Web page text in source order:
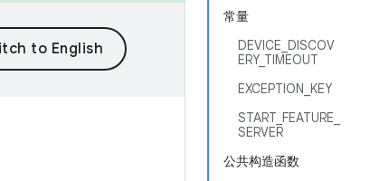
常量
DEVICE_DISCOV
ERY_TIMEOUT
EXCEPTION_KEY
START_FEATURE_
SERVER
公共构造函数